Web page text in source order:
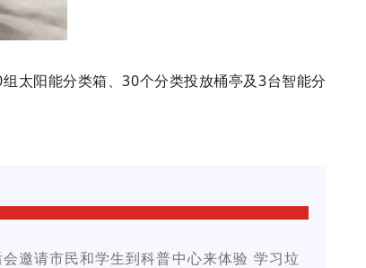
太阳能分类箱、30个分类投放桶亭及3台智能分
邀请市民和学生到科普中心来体验 学习垃